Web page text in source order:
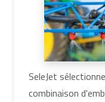
SeleJet
combinaison